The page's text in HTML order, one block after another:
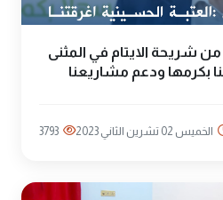
شريحة الايتام في المثنى
بكرمها ودعم مشاريعنا
الخميس 02 تشرين الثاني 2023 3793